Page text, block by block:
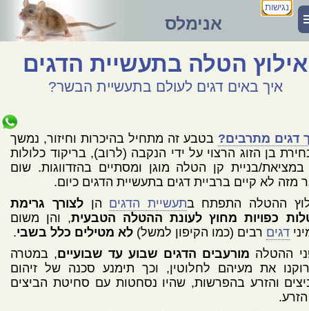
נגישות
אנימלס
אילוץ הטלה בתעשיית הדגים
איך באים דגים לעולם בתעשיית הבשר?
דגים מתרבים? בטבע זה מתחיל בהיכרות וחיזור, נמשך
בן הזוג הרצוי על ידי הנקבה (לרוב), בריקוד כלולות
במציאת/בניית קן הטלה מוגן ומסתיים בהזדווגות. שום
מזה לא קיים ברביית דגים בתעשיית הדגים כיום.
ההטלה התפתח בתעשיית הדגים הןלצורך גרימת
כפויות מחוץ לעונת ההטלה הטבעית, והן משום
דגים רבים (כמו הקיפון למשל)לא מטילים כלל בשבי.
ההטלה מורעבים הדגים שבוע עד שבועיים, במטרה
את מעיהם לחלוטין, וכך תימנע סכנה של זיהום
והזרע בהפרשות, שהיו נסחטות עם סחיטת הביצים